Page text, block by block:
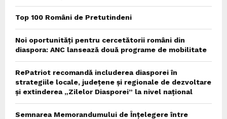
Top 100 Români de Pretutindeni
Noi oportunități pentru cercetătorii români din
diaspora: ANC lansează două programe de mobilitate
RePatriot recomandă includerea diasporei în
strategiile locale, județene și regionale de dezvoltare
și extinderea „Zilelor Diasporei” la nivel național
Semnarea Memorandumului de Înțelegere între